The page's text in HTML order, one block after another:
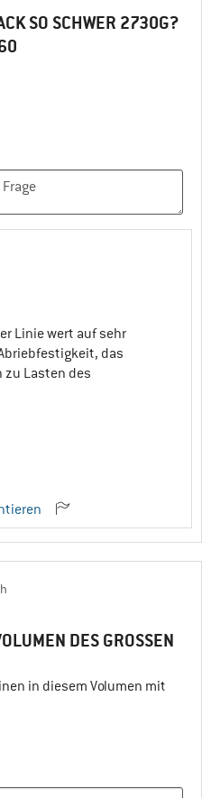
SO SCHWER 2730G?
Linie wert auf sehr
das
zu Lasten des
DES GROSSEN R
in diesem Volumen mit